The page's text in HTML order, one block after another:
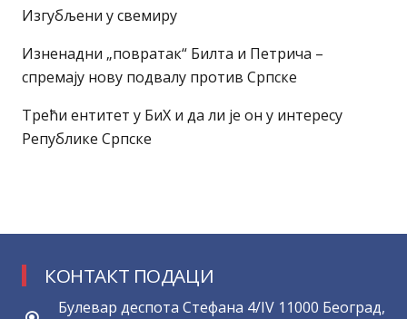
Изгубљени у свемиру
Изненадни „повратак“ Билта и Петрича –
спремају нову подвалу против Српске
Трећи ентитет у БиХ и да ли је он у интересу
Републике Српске
КОНТАКТ ПОДАЦИ
Булевар деспота Стефана 4/IV 11000 Београд,